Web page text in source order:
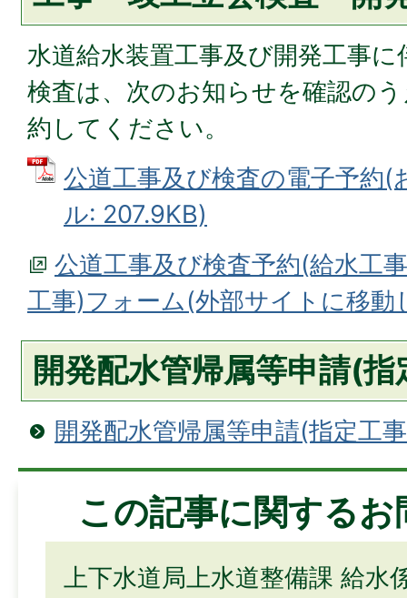
水道給水装置工事及び開発工事
検査は、次のお知らせを確認の
約してください。
公道工事及び検査の電子予約
ル: 207.9KB)
公道工事及び検査予約(給水工
工事)フォーム(外部サイトに移動
開発配水管帰属等申請(
開発配水管帰属等申請(指定工
この記事に関する
上下水道局上水道整備課 給水